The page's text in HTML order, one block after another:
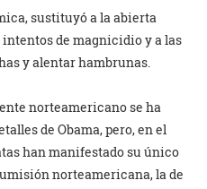
sustituyó a la abierta
de magnicidio y a las
y alentar hambrunas.
norteamericano se ha
de Obama, pero, en el
han manifestado su único
norteamericana, la de